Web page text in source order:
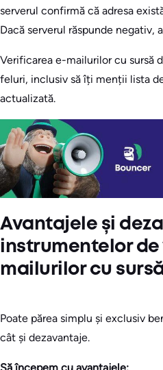
serverul confirmă că adresa
Dacă serverul răspunde negativ,
Verificarea e-mailurilor cu sursă
feluri, inclusiv să îți menții lista
actualizată.
Avantajele și
instrumentelor
mailurilor cu
Poate părea simplu și exclusiv
cât și dezavantaje.
Să începem cu avantajele: